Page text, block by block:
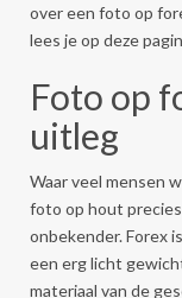
over een foto op
lees je op deze
Foto op
uitleg
Waar veel mensen
foto op hout
onbekender. Forex
een erg licht
materiaal van de